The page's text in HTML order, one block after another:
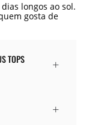
longos ao sol.
gosta de
TOPS